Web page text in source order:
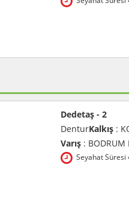
Dedetaş - 2
DenturKalkış :
Varış : BODRUM
Seyahat Süresi